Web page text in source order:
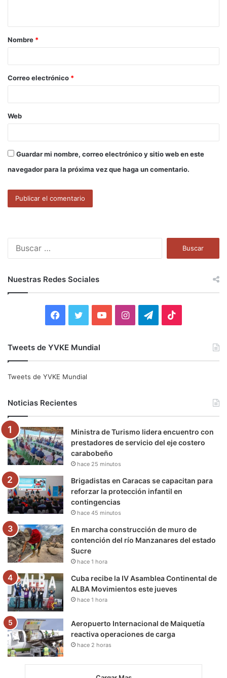
a
r
*
Nombre *
Correo electrónico *
Web
Guardar mi nombre, correo electrónico y sitio web en este
navegador para la próxima vez que haga un comentario.
:
Nuestras Redes Sociales
e
o
o
k
t
e
r
b
e
I
g
r
m
r
a
k
Tweets de YVKE Mundial
Tweets de YVKE Mundial
Noticias Recientes
Ministra de Turismo lidera encuentro con
prestadores de servicio del eje costero
carabobeño
hace 25 minutos
Brigadistas en Caracas se capacitan para
reforzar la protección infantil en
contingencias
hace 45 minutos
En marcha construcción de muro de
contención del río Manzanares del estado
Sucre
hace 1 hora
Cuba recibe la IV Asamblea Continental de
ALBA Movimientos este jueves
hace 1 hora
Aeropuerto Internacional de Maiquetía
reactiva operaciones de carga
hace 2 horas